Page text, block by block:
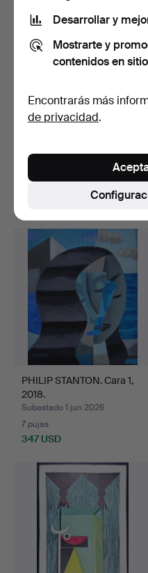
título. Edición lim…
PHILIP STANTON. Cara 1,
2018.
Subastado 1 jun 2026
7 pujas
347 USD
Desarrollar y
Mostrarte y
contenidos en
Encontrarás más
de privacidad.